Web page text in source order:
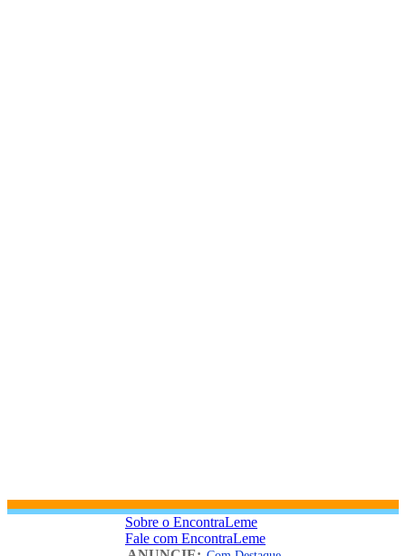
Sobre o EncontraLeme
Fale com EncontraLeme